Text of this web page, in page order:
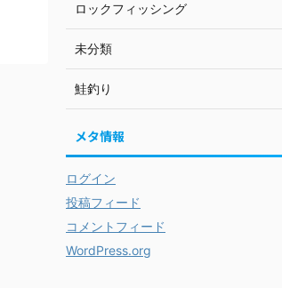
ロックフィッシング
未分類
鮭釣り
メタ情報
ログイン
投稿フィード
コメントフィード
WordPress.org